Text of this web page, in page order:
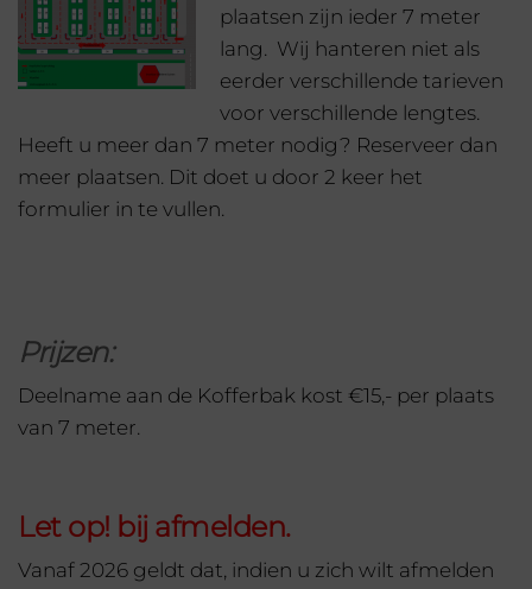
plaatsen zijn ieder 7 meter
lang. Wij hanteren niet als
eerder verschillende tarieven
voor verschillende lengtes.
Heeft u meer dan 7 meter nodig? Reserveer dan
meer plaatsen. Dit doet u door 2 keer het
formulier in te vullen.
Prijzen:
Deelname aan de Kofferbak kost €15,- per plaats
van 7 meter.
Let op! bij afmelden.
Vanaf 2026 geldt dat, indien u zich wilt afmelden